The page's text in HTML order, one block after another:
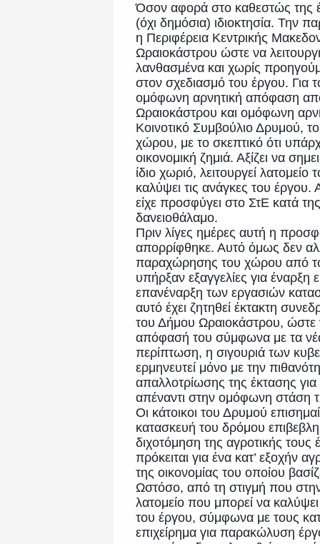
Όσον αφορά στο καθεστώς της
(όχι δημόσια) ιδιοκτησία. Την
η Περιφέρεια Κεντρικής
Ωραιοκάστρου ώστε να
λανθασμένα και χωρίς
στον σχεδιασμό του έργου. Για
ομόφωνη αρνητική απόφαση
Ωραιοκάστρου και ομόφωνη
Κοινοτικό Συμβούλιο Δρυμού,
χώρου, με το σκεπτικό ότι
οικονομική ζημιά. Αξίζει να
ίδιο χωριό, λειτουργεί λατομείο
καλύψει τις ανάγκες του
είχε προσφύγει στο ΣτΕ κατά
δανειοθάλαμο.
Πριν λίγες ημέρες αυτή η
απορρίφθηκε. Αυτό όμως δεν
παραχώρησης του χώρου από
υπήρξαν εξαγγελίες για έναρξη
επανέναρξη των εργασιών
αυτό έχει ζητηθεί έκτακτη
του Δήμου Ωραιοκάστρου, ώστε
απόφασή του σύμφωνα με τα
περίπτωση, η σιγουριά των
ερμηνευτεί μόνο με την
απαλλοτρίωσης της έκτασης
απέναντι στην ομόφωνη στάση
Οι κάτοικοι του Δρυμού
κατασκευή του δρόμου
διχοτόμηση της αγροτικής τους
πρόκειται για ένα κατ’ εξοχήν
της οικονομίας του οποίου
Ωστόσο, από τη στιγμή που στην
λατομείο που μπορεί να
του έργου, σύμφωνα με τους
επιχείρημα για παρακώλυση